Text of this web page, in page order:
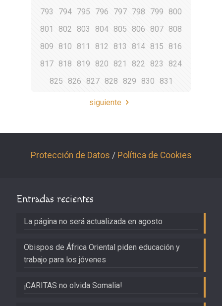
793
794 795 796 797 798 799
800
801
802 803 804 805 806 807 808
809
810 811 812 813 814 815
816
817 818 819 820 821 822 823
824
825
826 827 828 829 830 831
siguiente
Protección de Datos / Política de Cookies
Entradas recientes
La página no será actualizada en agosto
Obispos de África Oriental piden educación y
trabajo para los jóvenes
¡CARITAS no olvida Somalia!